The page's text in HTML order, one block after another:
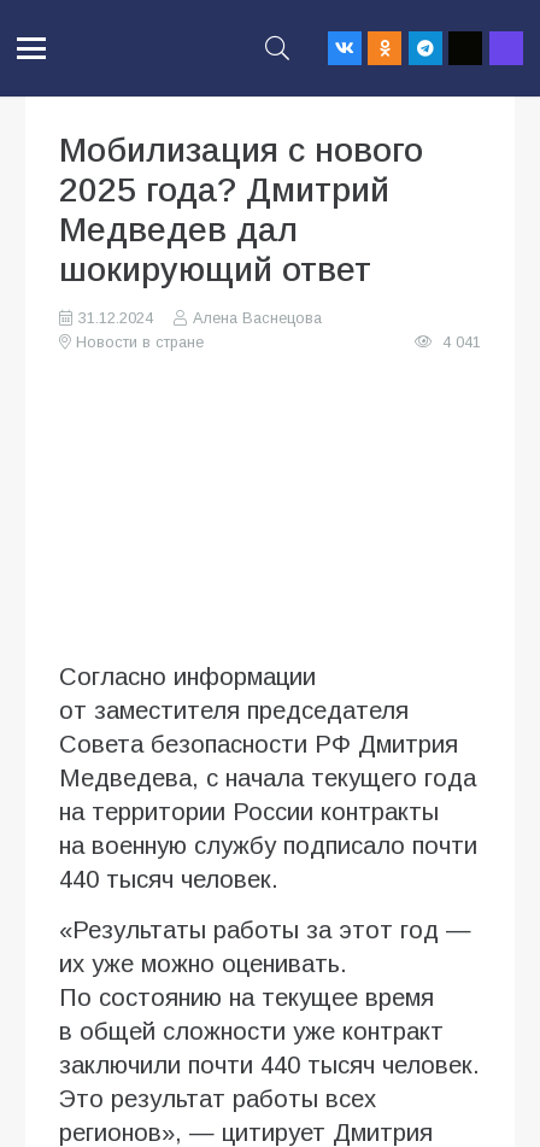
Мобилизация с нового
2025 года? Дмитрий
Медведев дал
шокирующий ответ
31.12.2024
Алена Васнецова
Новости в стране
4 041
Согласно информации
от заместителя председателя
Совета безопасности РФ Дмитрия
Медведева, с начала текущего года
на территории России контракты
на военную службу подписало почти
440 тысяч человек.
«Результаты работы за этот год —
их уже можно оценивать.
По состоянию на текущее время
в общей сложности уже контракт
заключили почти 440 тысяч человек.
Это результат работы всех
регионов», — цитирует Дмитрия